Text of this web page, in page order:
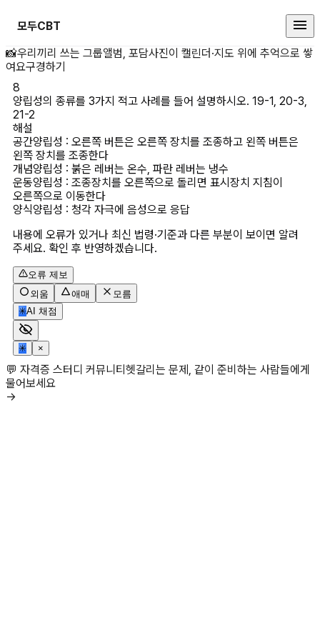
모두CBT
양립성의 종류를 3가지 적고 사
📸우리끼리 쓰는 그룹앨범, 포담사진이 캘린더·지도 위에 추억으로 쌓
여요구경하기
8
양립성의 종류를 3가지 적고 사례를 들어 설명하시오. 19-1, 20-3,
21-2
해설
공간양립성 : 오른쪽 버튼은 오른쪽 장치를 조종하고 왼쪽 버튼은
왼쪽 장치를 조종한다
개념양립성 : 붉은 레버는 온수, 파란 레버는 냉수
운동양립성 : 조종장치를 오른쪽으로 돌리면 표시장치 지침이
오른쪽으로 이동한다
양식양립성 : 청각 자극에 음성으로 응답
내용에 오류가 있거나 최신 법령·기준과 다른 부분이 보이면 알려
주세요. 확인 후 반영하겠습니다.
오류 제보
외움
애매
모름
✳AI 채점
✳ ×
💬 자격증 스터디 커뮤니티헷갈리는 문제, 같이 준비하는 사람들에게
물어보세요
→